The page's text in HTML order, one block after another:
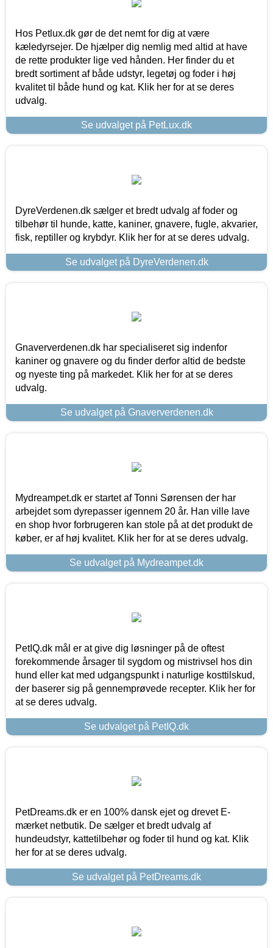
Hos Petlux.dk gør de det nemt for dig at være
kæledyrsejer. De hjælper dig nemlig med altid at have
de rette produkter lige ved hånden. Her finder du et
bredt sortiment af både udstyr, legetøj og foder i høj
kvalitet til både hund og kat. Klik her for at se deres
udvalg.
Se udvalget på PetLux.dk
DyreVerdenen.dk sælger et bredt udvalg af foder og
tilbehør til hunde, katte, kaniner, gnavere, fugle, akvarier,
fisk, reptiller og krybdyr. Klik her for at se deres udvalg.
Se udvalget på DyreVerdenen.dk
Gnaververdenen.dk har specialiseret sig indenfor
kaniner og gnavere og du finder derfor altid de bedste
og nyeste ting på markedet. Klik her for at se deres
udvalg.
Se udvalget på Gnaververdenen.dk
Mydreampet.dk er startet af Tonni Sørensen der har
arbejdet som dyrepasser igennem 20 år. Han ville lave
en shop hvor forbrugeren kan stole på at det produkt de
køber, er af høj kvalitet. Klik her for at se deres udvalg.
Se udvalget på Mydreampet.dk
PetIQ.dk mål er at give dig løsninger på de oftest
forekommende årsager til sygdom og mistrivsel hos din
hund eller kat med udgangspunkt i naturlige kosttilskud,
der baserer sig på gennemprøvede recepter. Klik her for
at se deres udvalg.
Se udvalget på PetIQ.dk
PetDreams.dk er en 100% dansk ejet og drevet E-
mærket netbutik. De sælger et bredt udvalg af
hundeudstyr, kattetilbehør og foder til hund og kat. Klik
her for at se deres udvalg.
Se udvalget på PetDreams.dk